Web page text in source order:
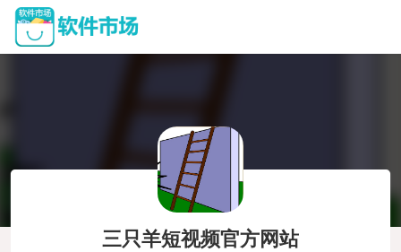
三只羊短视频官方网站